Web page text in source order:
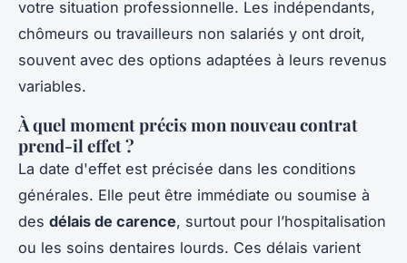
votre situation professionnelle. Les indépendants,
chômeurs ou travailleurs non salariés y ont droit,
souvent avec des options adaptées à leurs revenus
variables.
À quel moment précis mon nouveau contrat
prend-il effet ?
La date d'effet est précisée dans les conditions
générales. Elle peut être immédiate ou soumise à
des délais de carence, surtout pour l’hospitalisation
ou les soins dentaires lourds. Ces délais varient